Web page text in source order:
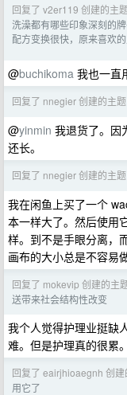
回复了 v2er119 创建的主
洗澡都有哪些印象深刻的
配方变换很快，原来喜欢
@buchikoma 我也一直
回复了 nnegier 创建的主题
@yinmin 我退货了。因
还长。
回复了 nnegier 创建的主题
我在闲鱼上买了一个
本一样大了。然后使用
样。到不是手眼分离，
画布的大小总是不容易
回复了 mokevip 创建的主
送带来社会结构性改变
我个人觉得护理业挺缺
难。但是护理真的很累。
回复了 eairjhioaegnh 创建
用它了